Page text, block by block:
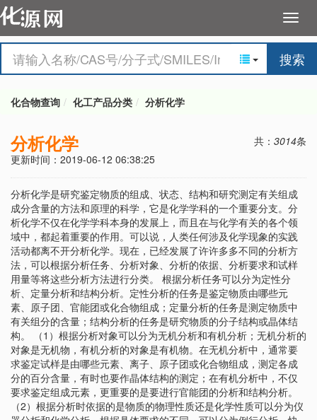
搜索
化合物查询 化工产品分类 分析化学
分析化学 共： 3014条
更新时间：2019-06-12 06:38:25
分析化学是研究鉴定物质的组成、状态、结构和研究测定有关组成
成分含量的方法和原理的科学，它是化学学科的一个重要分支。分
析化学不仅在化学学科本身的发展上，而且在与化学有关的各个领
域中，都起着重要的作用。可以说，人类任何涉及化学现象的实践
活动都离不开分析化学。现在，已经发展了许许多多不同的分析方
法，可以根据分析任务、分析对象、分析的依据、分析要求和试样
用量等将这些分析方法进行分类。 根据分析任务可以分为定性分
析、定量分析和结构分析。定性分析的任务是鉴定物质由哪些元
素、原子团、官能团或化合物组成；定量分析的任务是测定物质中
有关组分的含量；结构分析的任务是研究物质的分子结构或晶体结
构。 （1）根据分析对象可以分为无机分析和有机分析；无机分析的
对象是无机物，有机分析的对象是有机物。在无机分析中，通常要
求鉴定试样是由哪些元素、离子、原子团或化合物组成，测定各成
分的百分含量，有时也要作晶体结构的测定；在有机分析中，不仅
要求鉴定组成元素，更重要的是要进行官能团的分析和结构分析。
（2）根据分析时依据的是物质的物理性质还是化学性质可以分为仪